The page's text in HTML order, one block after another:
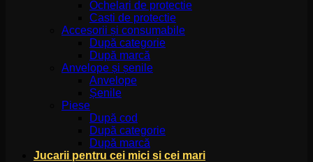
Ochelari de protectie
Casti de protectie
Accesorii și consumabile
După categorie
După marcă
Anvelope și șenile
Anvelope
Șenile
Piese
După cod
După categorie
După marcă
Jucarii pentru cei mici si cei mari